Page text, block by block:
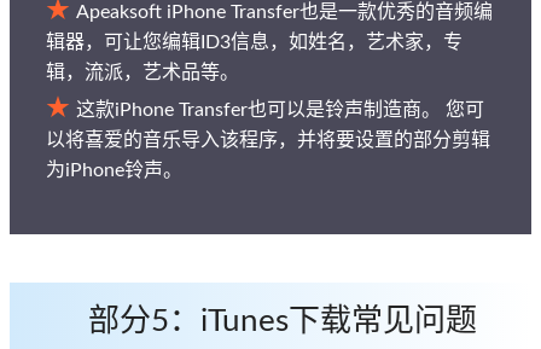
Apeaksoft iPhone Transfer也是一款优秀的音频编
辑器，可让您编辑ID3信息，如姓名，艺术家，专
辑，流派，艺术品等。
这款iPhone Transfer也可以是铃声制造商。 您可
以将喜爱的音乐导入该程序，并将要设置的部分剪辑
为iPhone铃声。
部分5：iTunes下载常见问题